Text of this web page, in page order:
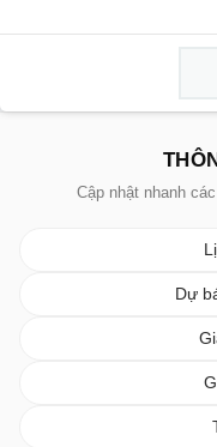
Cập nhật nhanh
Dự